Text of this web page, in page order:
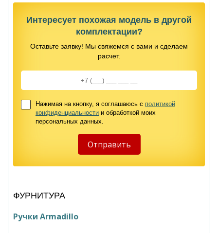
Интересует похожая модель в другой
комплектации?
Оставьте заявку! Мы свяжемся с вами и сделаем
расчет.
Нажимая на кнопку, я соглашаюсь с политикой
конфиденциальности и обработкой моих
персональных данных.
ФУРНИТУРА
Ручки Armadillo